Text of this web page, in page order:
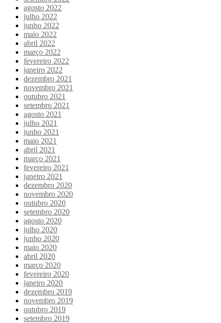
agosto 2022
julho 2022
junho 2022
maio 2022
abril 2022
março 2022
fevereiro 2022
janeiro 2022
dezembro 2021
novembro 2021
outubro 2021
setembro 2021
agosto 2021
julho 2021
junho 2021
maio 2021
abril 2021
março 2021
fevereiro 2021
janeiro 2021
dezembro 2020
novembro 2020
outubro 2020
setembro 2020
agosto 2020
julho 2020
junho 2020
maio 2020
abril 2020
março 2020
fevereiro 2020
janeiro 2020
dezembro 2019
novembro 2019
outubro 2019
setembro 2019